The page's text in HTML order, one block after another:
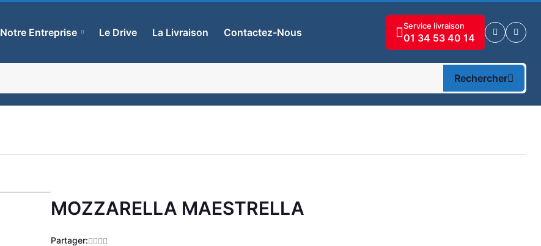
Notre Entreprise Le Drive La Livraison Contactez-Nous
Service livraison
01 34 53 40 14
Rechercher
ZoomMOZZARELLA MAESTRELLA
Partager: